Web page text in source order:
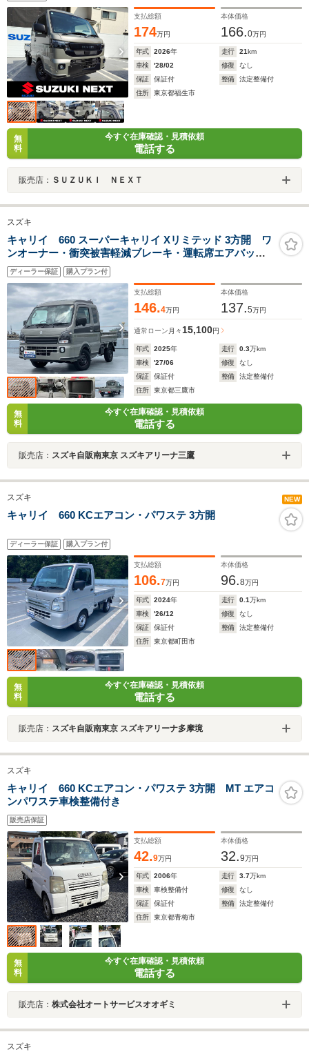
支払総額
174万円
本体価格
166.0万円
年式 2026年 走行 21km
車検
'28/02 修復
なし
保証
保証付 整備
法定整備付
住所
東京都福生市
無
料
今すぐ在庫確認・見積依頼
電話する
販売店： ＳＵＺＵＫＩ ＮＥＸＴ
スズキ
キャリイ 660 スーパーキャリイ Xリミテッド 3方開 ワ
ンオーナー・衝突被害軽減ブレーキ・運転席エアバッ
ク・助手席エアバック・禁煙車・スマートキー・電動格
納ドアミラー・取扱説明書・メンテナンスノート
ディーラー保証 購入プラン付
支払総額
146.4万円
本体価格
137.5万円
通常ローン 月々 15,100円
年式 2025年 走行 0.3万km
車検
'27/06 修復
なし
保証
保証付 整備
法定整備付
住所
東京都三鷹市
無
料
今すぐ在庫確認・見積依頼
電話する
販売店： スズキ自販南東京 スズキアリーナ三鷹
スズキ NEW
キャリイ 660 KCエアコン・パワステ 3方開
ディーラー保証 購入プラン付
支払総額
106.7万円
本体価格
96.8万円
年式 2024年 走行 0.1万km
車検
'26/12 修復
なし
保証
保証付 整備
法定整備付
住所
東京都町田市
無
料
今すぐ在庫確認・見積依頼
電話する
販売店： スズキ自販南東京 スズキアリーナ多摩境
スズキ
キャリイ 660 KCエアコン・パワステ 3方開 MT エアコ
ンパワステ車検整備付き
販売店保証
支払総額
42.9万円
本体価格
32.9万円
年式 2006年 走行 3.7万km
車検
車検整備付 修復
なし
保証
保証付 整備
法定整備付
住所
東京都青梅市
無
料
今すぐ在庫確認・見積依頼
電話する
販売店： 株式会社オートサービスオオギミ
スズキ